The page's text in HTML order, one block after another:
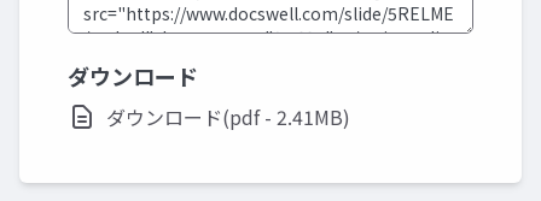
ダウンロード
ダウンロード(pdf - 2.41MB)